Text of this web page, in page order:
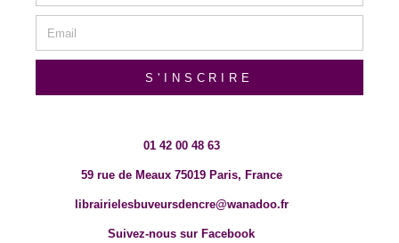
S'INSCRIRE
01 42 00 48 63
59 rue de Meaux 75019 Paris, France
librairielesbuveursdencre@wanadoo.fr
Suivez-nous sur Facebook